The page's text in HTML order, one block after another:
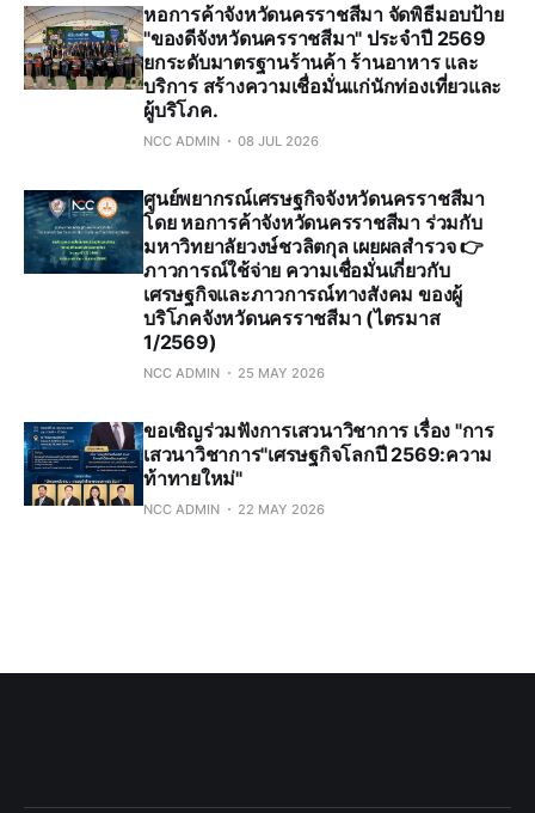
หอการค้าจังหวัดนครราชสีมา จัดพิธีมอบป้าย
"ของดีจังหวัดนครราชสีมา" ประจำปี 2569
ยกระดับมาตรฐานร้านค้า ร้านอาหาร และ
บริการ สร้างความเชื่อมั่นแก่นักท่องเที่ยวและ
ผู้บริโภค.
NCC ADMIN 08 JUL 2026
ศูนย์พยากรณ์เศรษฐกิจจังหวัดนครราชสีมา
โดย หอการค้าจังหวัดนครราชสีมา ร่วมกับ
มหาวิทยาลัยวงษ์ชวลิตกุล เผยผลสำรวจ 👉
ภาวการณ์ใช้จ่าย ความเชื่อมั่นเกี่ยวกับ
เศรษฐกิจและภาวการณ์ทางสังคม ของผู้
บริโภคจังหวัดนครราชสีมา (ไตรมาส
1/2569)
NCC ADMIN 25 MAY 2026
ขอเชิญร่วมฟังการเสวนาวิชาการ เรื่อง "การ
เสวนาวิชาการ"เศรษฐกิจโลกปี 2569:ความ
ท้าทายใหม่"
NCC ADMIN 22 MAY 2026